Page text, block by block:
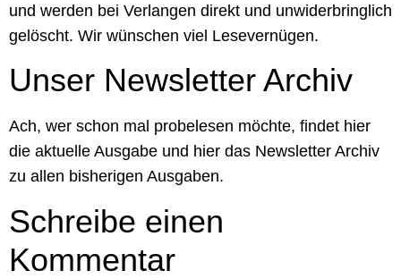
und werden bei Verlangen direkt und unwiderbringlich
gelöscht. Wir wünschen viel Lesevernügen.
Unser Newsletter Archiv
Ach, wer schon mal probelesen möchte, findet hier
die aktuelle Ausgabe und hier das Newsletter Archiv
zu allen bisherigen Ausgaben.
Schreibe einen
Kommentar